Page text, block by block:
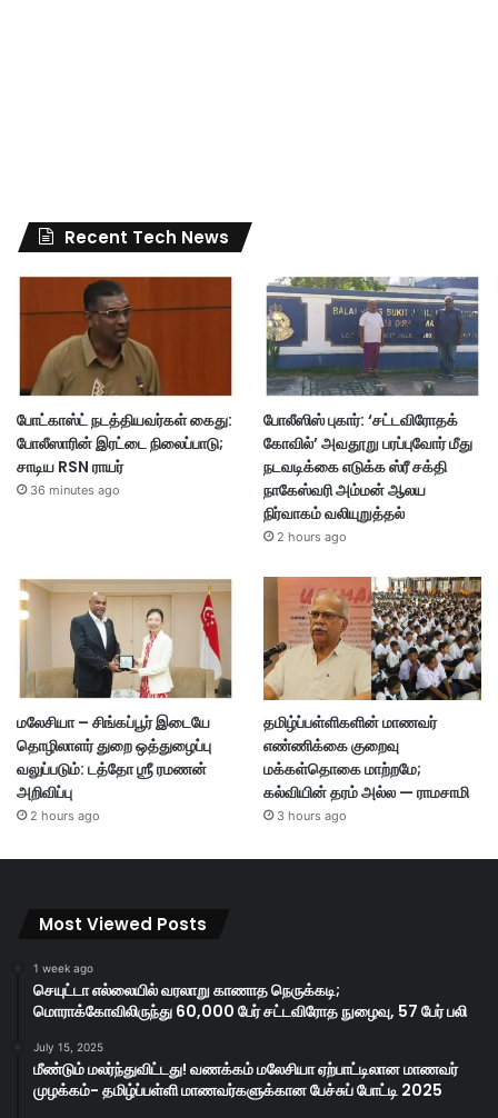
Recent Tech News
போட்காஸ்ட் நடத்தியவர்கள் கைது:
போலீஸாரின் இரட்டை நிலைப்பாடு;
சாடிய RSN ராயர்
36 minutes ago
போலீஸிஸ் புகார்: ‘சட்டவிரோதக்
கோவில்’ அவதூறு பரப்புவோர் மீது
நடவடிக்கை எடுக்க ஸ்ரீ சக்தி
நாகேஸ்வரி அம்மன் ஆலய
நிர்வாகம் வலியுறுத்தல்
2 hours ago
மலேசியா – சிங்கப்பூர் இடையே
தொழிலாளர் துறை ஒத்துழைப்பு
வலுப்படும்: டத்தோ ஶ்ரீ ரமணன்
அறிவிப்பு
2 hours ago
தமிழ்ப்பள்ளிகளின் மாணவர்
எண்ணிக்கை குறைவு
மக்கள்தொகை மாற்றமே;
கல்வியின் தரம் அல்ல — ராமசாமி
3 hours ago
Most Viewed Posts
1 week ago
செயுட்டா எல்லையில் வரலாறு காணாத நெருக்கடி;
மொராக்கோவிலிருந்து 60,000 பேர் சட்டவிரோத நுழைவு, 57 பேர் பலி
July 15, 2025
மீண்டும் மலர்ந்துவிட்டது! வணக்கம் மலேசியா ஏற்பாட்டிலான மாணவர்
முழக்கம்- தமிழ்ப்பள்ளி மாணவர்களுக்கான பேச்சுப் போட்டி 2025